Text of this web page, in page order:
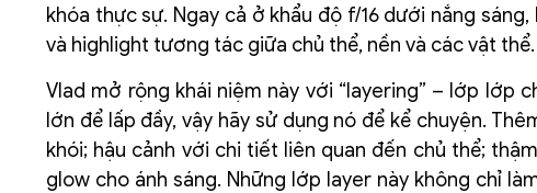
khóa thực sự. Ngay cả ở khẩu độ f/16 dưới nắng
và highlight tương tác giữa chủ thể, nền và các vật
Vlad mở rộng khái niệm này với “layering” – lớp lớp
lớn để lấp đầy, vậy hãy sử dụng nó để kể chuyện.
khói; hậu cảnh với chi tiết liên quan đến chủ thể;
glow cho ánh sáng. Những lớp layer này không chỉ